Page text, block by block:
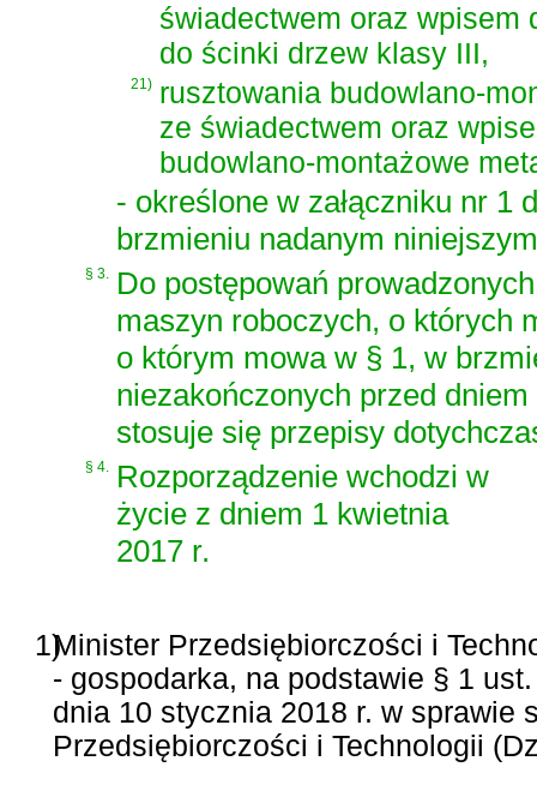
świadectwem oraz wpisem
do ścinki drzew klasy III,
21) rusztowania budowlano-
ze świadectwem oraz
budowlano-montażowe
- określone w załączniku nr 1
brzmieniu nadanym
§ 3. Do postępowań
maszyn roboczych, o których
o którym mowa w § 1, w
niezakończonych przed
stosuje się przepisy
§ 4. Rozporządzenie wchodzi w
życie z dniem 1 kwietnia
2017 r.
1)Minister Przedsiębiorczości i
- gospodarka, na podstawie § 1
dnia 10 stycznia 2018 r. w sprawie
Przedsiębiorczości i Technologii